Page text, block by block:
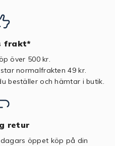
frakt*
över 500 kr.
normalfrakten 49 kr.
beställer och hämtar i butik.
retur
öppet köp på din